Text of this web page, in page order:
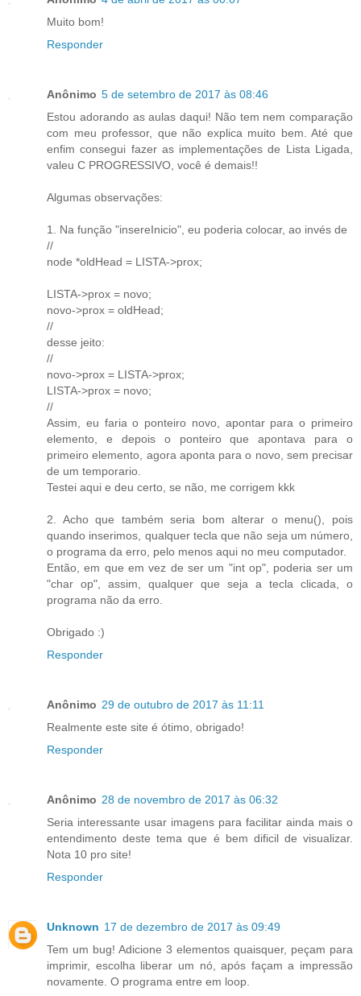
Muito bom!
Responder
Anônimo 5 de setembro de 2017 às 08:46
Estou adorando as aulas daqui! Não tem nem comparação
com meu professor, que não explica muito bem. Até que
enfim consegui fazer as implementações de Lista Ligada,
valeu C PROGRESSIVO, você é demais!!
Algumas observações:
1. Na função "insereInicio", eu poderia colocar, ao invés de
//
node *oldHead = LISTA->prox;
LISTA->prox = novo;
novo->prox = oldHead;
//
desse jeito:
//
novo->prox = LISTA->prox;
LISTA->prox = novo;
//
Assim, eu faria o ponteiro novo, apontar para o primeiro
elemento, e depois o ponteiro que apontava para o
primeiro elemento, agora aponta para o novo, sem precisar
de um temporario.
Testei aqui e deu certo, se não, me corrigem kkk
2. Acho que também seria bom alterar o menu(), pois
quando inserimos, qualquer tecla que não seja um número,
o programa da erro, pelo menos aqui no meu computador.
Então, em que em vez de ser um "int op", poderia ser um
"char op", assim, qualquer que seja a tecla clicada, o
programa não da erro.
Obrigado :)
Responder
Anônimo 29 de outubro de 2017 às 11:11
Realmente este site é ótimo, obrigado!
Responder
Anônimo 28 de novembro de 2017 às 06:32
Seria interessante usar imagens para facilitar ainda mais o
entendimento deste tema que é bem dificil de visualizar.
Nota 10 pro site!
Responder
Unknown 17 de dezembro de 2017 às 09:49
Tem um bug! Adicione 3 elementos quaisquer, peçam para
imprimir, escolha liberar um nó, após façam a impressão
novamente. O programa entre em loop.